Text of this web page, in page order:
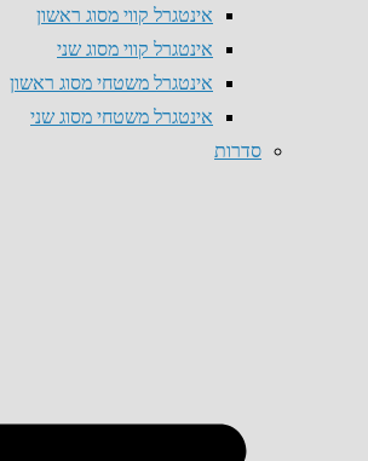
אינטגרל קווי מסוג ראשון
אינטגרל קווי מסוג שני
אינטגרל משטחי מסוג ראשון
אינטגרל משטחי מסוג שני
סדרות